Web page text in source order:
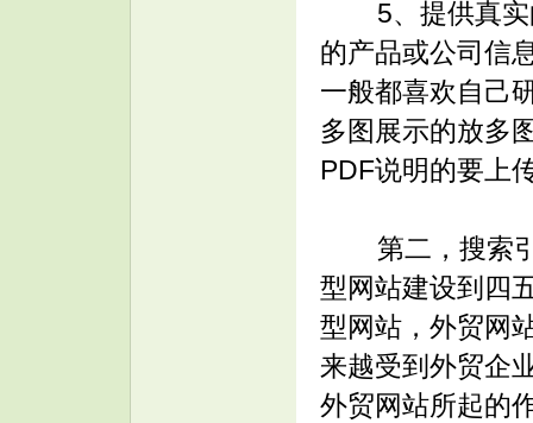
5、提供真实
的产品或公司信
一般都喜欢自己
多图展示的放多
PDF说明的要上
第二，搜索引
型网站建设到四
型网站，外贸网
来越受到外贸企
外贸网站所起的